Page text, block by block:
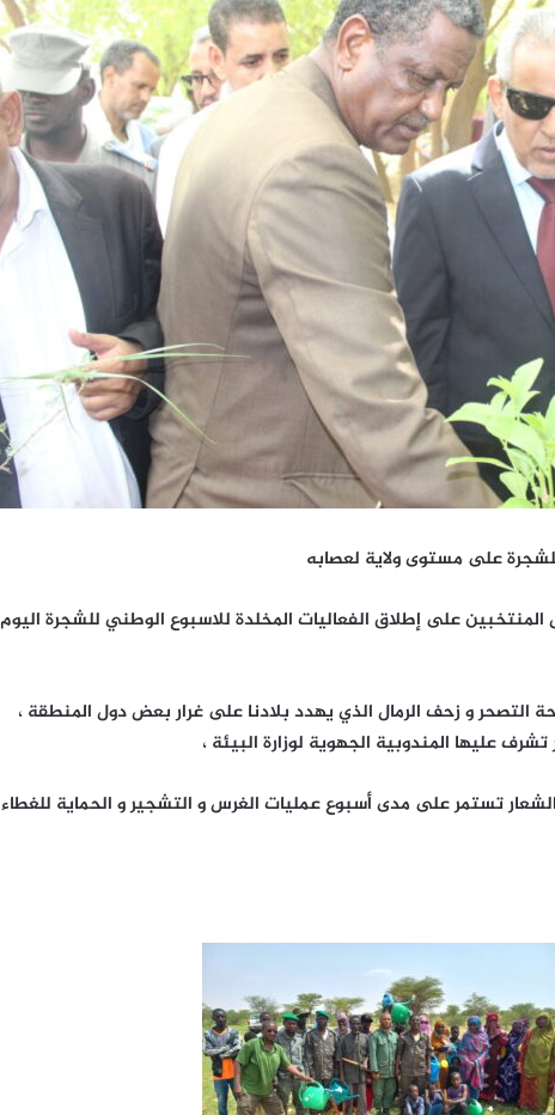
على مستوى ولاية لعصابه
على إطلاق الفعاليات المخلدة للاسبوع الوطني للشجرة اليوم
و زحف الرمال الذي يهدد بلادنا على غرار بعض دول المنطقة ،
عليها المندوبية الجهوية لوزارة البيئة ،
تستمر على مدى أسبوع عمليات الغرس و التشجير و الحماية للغطاء